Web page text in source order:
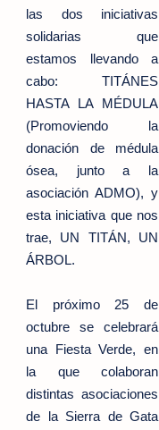
las dos iniciativas
solidarias que
estamos llevando a
cabo: TITÁNES
HASTA LA MÉDULA
(Promoviendo la
donación de médula
ósea, junto a la
asociación ADMO), y
esta iniciativa que nos
trae, UN TITÁN, UN
ÁRBOL.
El próximo 25 de
octubre se celebrará
una Fiesta Verde, en
la que colaboran
distintas asociaciones
de la Sierra de Gata